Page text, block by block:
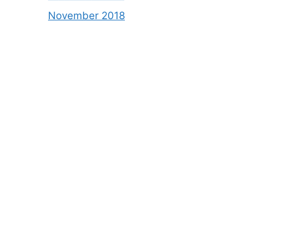
November 2018